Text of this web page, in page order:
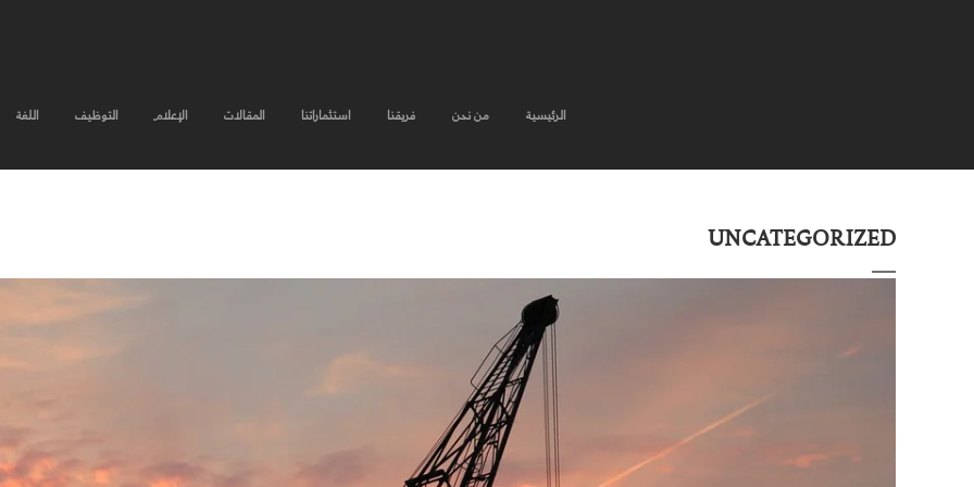
الرئيسية من نحن فريقنا استثماراتنا المقالات الإعلام التوظيف اللغة
UNCATEGORIZED